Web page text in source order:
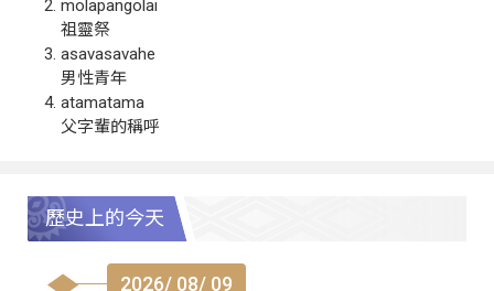
molapangolai
祖靈祭
asavasavahe
男性青年
atamatama
父字輩的稱呼
歷史上的今天
2026/ 08/ 09